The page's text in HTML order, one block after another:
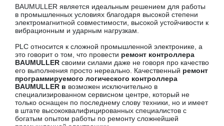
BAUMULLER является идеальным решением для работы
в промышленных условиях благодаря высокой степени
электромагнитной совместимости, высокой устойчивости к
вибрационным и ударным нагрузкам.
PLC относится к сложной промышленной электронике, а
это говорит о том, что провести ремонт контроллера
BAUMULLER своими силами даже не говоря про качество
его выполнения просто нереально. Качественный ремонт
программируемого логического контроллера
BAUMULLER в возможен исключительно в
специализированном сервисном центре, который не
только оснащен по последнему слову техники, но и имеет
в штате высококвалифицированных специалистов с
богатым опытом работы по ремонту сложнейшей